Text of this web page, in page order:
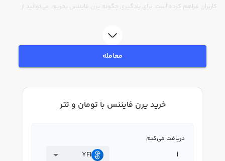
کاربران فراهم کرده است. برای یادگیری چگونه یرن فایننس بخریم، می‌توانید از
فروش یرن فایننس YFI بپردازید. در بازار رابکس، قیمت لحظه‌ای، نمودار و امکانات
فروش یرن فایننس نیز در دسترس شما قرار دارد تا بتوانید تصمیمات بهتری در
معامله
خرید یرن فایننس با تومان و تتر
دریافت می‌کنم
YFI